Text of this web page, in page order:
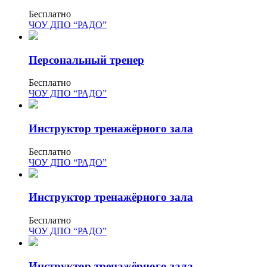
Управление охраной труда.
Техносферная безопасность
Экономика и управление
Управление производством
организации
Управление административно-
Бесплатно
ЧОУ ДПО “РАДО”
Персональный тренер
Бесплатно
ЧОУ ДПО “РАДО”
Инструктор тренажёрного зала
Бесплатно
ЧОУ ДПО “РАДО”
Инструктор тренажёрного зала
Бесплатно
ЧОУ ДПО “РАДО”